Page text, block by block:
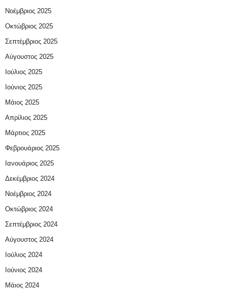
Νοέμβριος 2025
Οκτώβριος 2025
Σεπτέμβριος 2025
Αύγουστος 2025
Ιούλιος 2025
Ιούνιος 2025
Μάιος 2025
Απρίλιος 2025
Μάρτιος 2025
Φεβρουάριος 2025
Ιανουάριος 2025
Δεκέμβριος 2024
Νοέμβριος 2024
Οκτώβριος 2024
Σεπτέμβριος 2024
Αύγουστος 2024
Ιούλιος 2024
Ιούνιος 2024
Μάιος 2024